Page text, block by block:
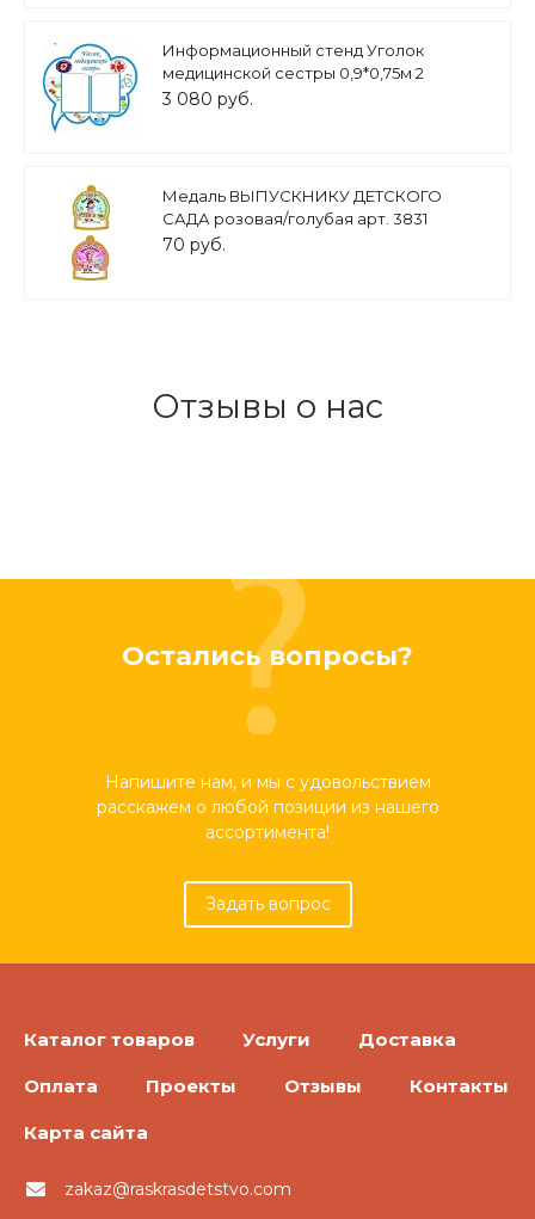
Информационный стенд Уголок
медицинской сестры 0,9*0,75м 2
кармана арт. 2981
3 080 руб.
Медаль ВЫПУСКНИКУ ДЕТСКОГО
САДА розовая/голубая арт. 3831
70 руб.
Отзывы о нас
Остались вопросы?
Напишите нам, и мы с удовольствием
расскажем о любой позиции из нашего
ассортимента!
Задать вопрос
Каталог товаров Услуги Доставка
Оплата Проекты Отзывы Контакты
Карта сайта
zakaz@raskrasdetstvo.com